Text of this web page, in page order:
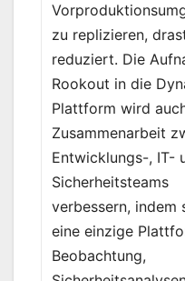
zu replizieren,
reduziert. Die
Rookout in die
Plattform wird
Zusammenarbeit
Entwicklungs-, IT-
Sicherheitsteams
verbessern, indem
eine einzige
Beobachtung,